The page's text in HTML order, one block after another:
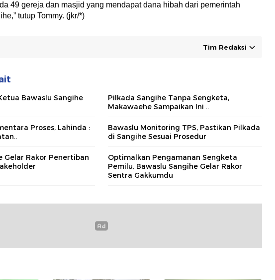
49 gereja dan masjid yang mendapat dana hibah dari pemerintah
tutup Tommy. (jkr/*)
Tim Redaksi
Bawaslu Sangihe
Pilkada Sangihe Tanpa Sengketa,
Makawaehe Sampaikan Ini ..
Proses, Lahinda :
Bawaslu Monitoring TPS, Pastikan Pilkada
di Sangihe Sesuai Prosedur
Gelar Rakor Penertiban
Optimalkan Pengamanan Sengketa
Pemilu, Bawaslu Sangihe Gelar Rakor
Sentra Gakkumdu